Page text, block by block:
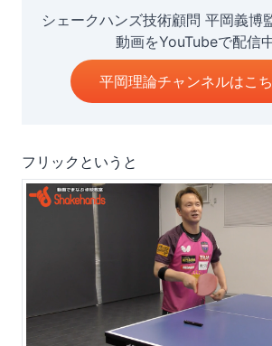
シェークハンズ技術顧問 平岡義博
動画をYouTubeで配信
平岡理論チャンネルはこ
フリックというと